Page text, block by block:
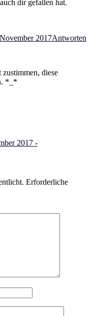
dir gefallen hat.
2017Antworten
diese
*_*
2017 -
Erforderliche